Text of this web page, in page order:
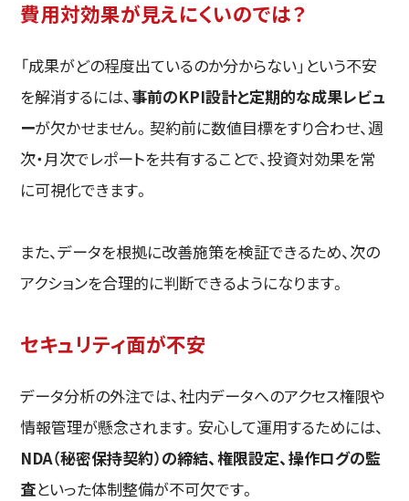
費用対効果が見えにくいのでは？
「成果がどの程度出ているのか分からない」という不安
を解消するには、事前のKPI設計と定期的な成果レビュ
ーが欠かせません。契約前に数値目標をすり合わせ、週
次・月次でレポートを共有することで、投資対効果を常
に可視化できます。
また、データを根拠に改善施策を検証できるため、次の
アクションを合理的に判断できるようになります。
セキュリティ面が不安
データ分析の外注では、社内データへのアクセス権限や
情報管理が懸念されます。安心して運用するためには、
NDA（秘密保持契約）の締結、権限設定、操作ログの監
査といった体制整備が不可欠です。